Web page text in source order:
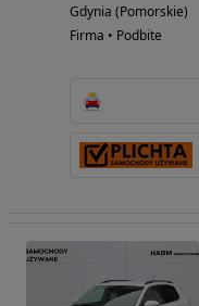
Gdynia (Pomorskie)
Firma • Podbite